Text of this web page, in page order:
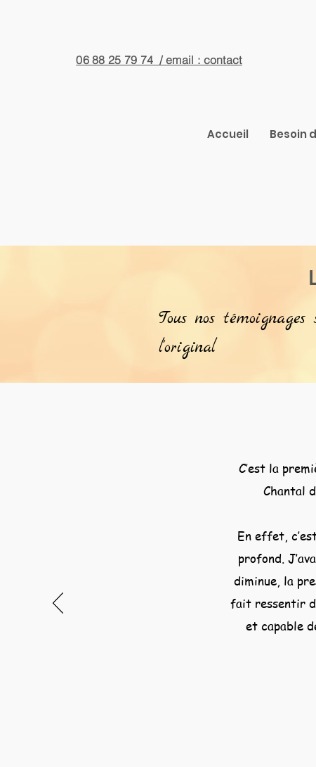
06 88 25 79 74 / email : contact
Accueil Besoin
Tous nos
l'original
C’est la
Chantal
En effet,
profond.
diminue, la
fait ressentir
et capable